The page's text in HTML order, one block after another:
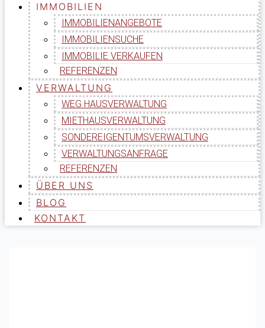
IMMOBILIEN
IMMOBILIENANGEBOTE
IMMOBILIENSUCHE
IMMOBILIE VERKAUFEN
REFERENZEN
VERWALTUNG
WEG HAUSVERWALTUNG
MIETHAUSVERWALTUNG
SONDEREIGENTUMSVERWALTUNG
VERWALTUNGSANFRAGE
REFERENZEN
ÜBER UNS
BLOG
KONTAKT